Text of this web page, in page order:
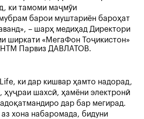
ки тамоми маҷмӯи
барои муштариён бароҳат
– шарҳ медиҳад Директори
ширкати «МегаФон Тоҷикистон»
НТМ Парвиз ДАВЛАТОВ.
ки дар кишвар ҳамто надорад,
ҳуҷраи шахсӣ, ҳамёни электронӣ
дар бар мегирад.
хона набаромада, бидуни